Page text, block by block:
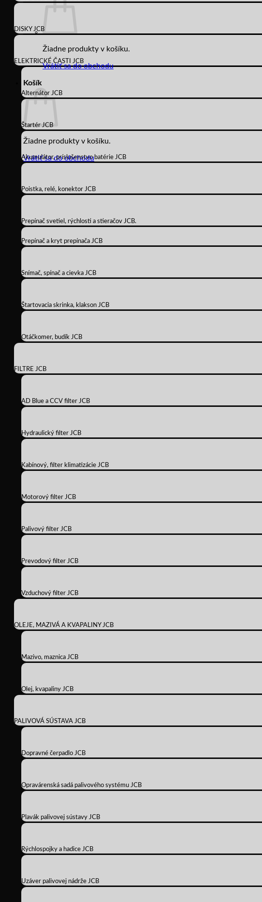
Žiadne produkty v košíku.
Vrátiť sa do obchodu
Košík
Žiadne produkty v košíku.
Vrátiť sa do obchodu
DISKY JCB
ELEKTRICKÉ ČASTI JCB
Alternátor JCB
Štartér JCB
Akumulátor, príslušenstvo batérie JCB
Poistka, relé, konektor JCB
Prepínač svetiel, rýchlosti a stieračov JCB.
Prepínač a kryt prepínača JCB
Snímač, spínač a cievka JCB
Štartovacia skrinka, klakson JCB
Otáčkomer, budík JCB
FILTRE JCB
AD Blue a CCV filter JCB
Hydraulický filter JCB
Kabínový, filter klimatizácie JCB
Motorový filter JCB
Palivový filter JCB
Prevodový filter JCB
Vzduchový filter JCB
OLEJE, MAZIVÁ A KVAPALINY JCB
Mazivo, maznica JCB
Olej, kvapaliny JCB
PALIVOVÁ SÚSTAVA JCB
Dopravné čerpadlo JCB
Opravárenská sadá palivového systému JCB
Plavák palivovej sústavy JCB
Rýchlospojky a hadice JCB
Uzáver palivovej nádrže JCB